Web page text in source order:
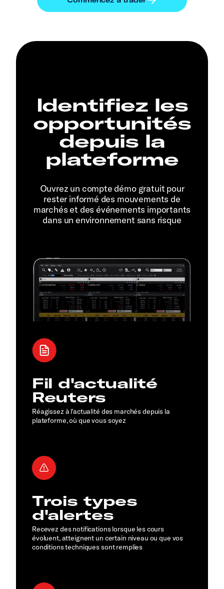
Identifiez les
opportunités
depuis la
plateforme
Ouvrez un compte démo gratuit pour
rester informé des mouvements de
marchés et des événements importants
dans un environnement sans risque
Fil d'actualité
Reuters
Réagissez à l'actualité des marchés depuis la
plateforme, où que vous soyez
Trois types
d'alertes
Recevez des notifications lorsque les cours
évoluent, atteignent un certain niveau ou que vos
conditions techniques sont remplies